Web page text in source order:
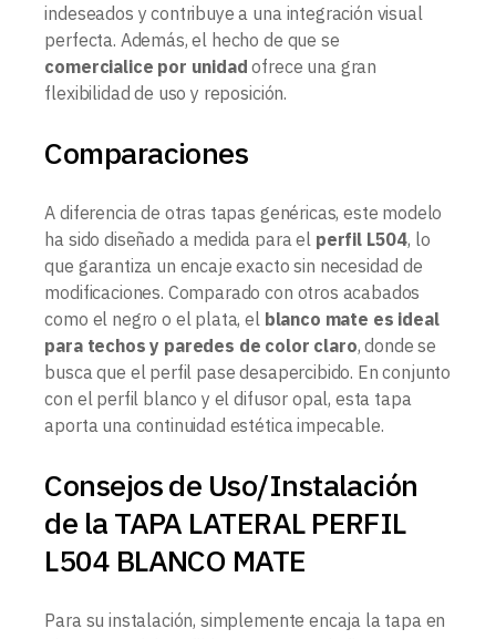
indeseados y contribuye a una integración visual
perfecta. Además, el hecho de que se
comercialice por unidad ofrece una gran
flexibilidad de uso y reposición.
Comparaciones
A diferencia de otras tapas genéricas, este modelo
ha sido diseñado a medida para el perfil L504, lo
que garantiza un encaje exacto sin necesidad de
modificaciones. Comparado con otros acabados
como el negro o el plata, el blanco mate es ideal
para techos y paredes de color claro, donde se
busca que el perfil pase desapercibido. En conjunto
con el perfil blanco y el difusor opal, esta tapa
aporta una continuidad estética impecable.
Consejos de Uso/Instalación
de la TAPA LATERAL PERFIL
L504 BLANCO MATE
Para su instalación, simplemente encaja la tapa en